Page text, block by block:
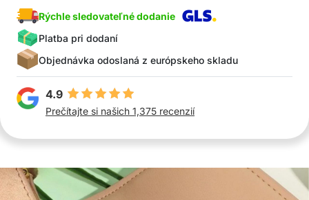
Rýchle sledovateľné dodanie
Platba pri dodaní
Objednávka odoslaná z európskeho skladu
4.9
Prečítajte si našich 1,375 recenzií